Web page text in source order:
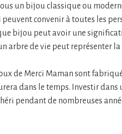
un bijou classique ou
convenir à toutes les
bijou peut avoir une
arbre de vie peut représenter
de Merci Maman sont
dans le temps. Investir dans
pendant de nombreuses